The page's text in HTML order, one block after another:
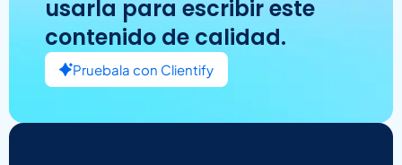
usarla para escribir este
contenido de calidad.
Pruebala con Clientify